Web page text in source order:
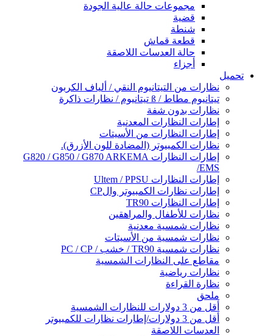
مجموعات حالة عالية الجودة
قضية
شنطة
قطعة قماش
حالة العدسات اللاصقة
أجزاء
تحميل
نظارات من التيتانيوم النقي / ألياف الكربون
تيتانيوم مطاط / ß تيتانيوم / نظارات ذاكرة
نظارات بدون شفة
إطارات النظارات المعدنية
إطارات النظارات من الأسيتات
نظارات الكمبيوتر (المضادة للون الأزرق).
إطارات النظارات G820 / G850 / G870 ARKEMA
/EMS
إطارات النظارات Ultem / PPSU
إطارات نظارات الكمبيوتر والCP
إطارات النظارات TR90
نظارات للأطفال والمراهقين
نظارات شمسية معدنية
نظارات شمسية من الأسيتات
نظارات شمسية TR90 / خشب / PC / CP
مقاطع على النظارات الشمسية
نظارات رياضية
نظارة القراءة
ملحق
أقل من 3 دولارات للنظارات الشمسية
أقل من 3 دولارات/إطارات نظارات للكمبيوتر
العدسات اللاصقة